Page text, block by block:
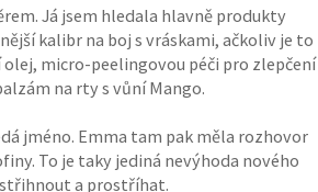
Já jsem hledala hlavně produkty
kalibr na boj s vráskami, ačkoliv je to
micro-peelingovou péči pro zlepčení
na rty s vůní Mango.
jméno. Emma tam pak měla rozhovor
To je taky jediná nevýhoda nového
a prostříhat.